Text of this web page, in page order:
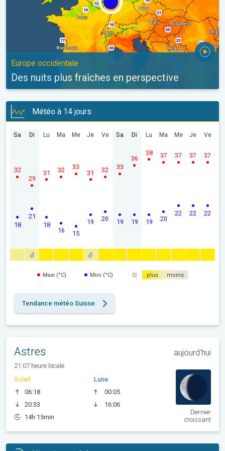
Europe occidentale
Des nuits plus fraîches en perspective
Météo à 14 jours
Sa
18
32
Di
21
29
Lu
18
31
Ma
16
32
Me
15
33
Je
19
31
Ve
20
32
Sa
19
33
Di
19
36
Lu
19
38
Ma
20
37
Me
22
37
Je
22
37
Ve
22
37
Maxi (°C) Mini (°C) plus moins
Tendance météo Suisse
Astres aujourd'hui
21:07 heure locale
Soleil
06:18
20:33
14h 15min
Lune
00:05
16:06
Dernier
croissant